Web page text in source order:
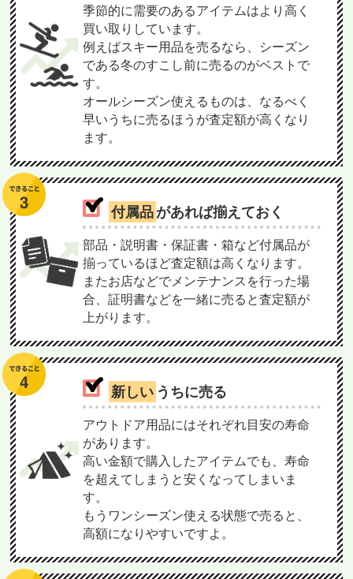
季節的に需要のあるアイテムはより高く
買い取りしています。
例えばスキー用品を売るなら、シーズン
である冬のすこし前に売るのがベストで
す。
オールシーズン使えるものは、なるべく
早いうちに売るほうが査定額が高くなり
ます。
付属品があれば揃えておく
部品・説明書・保証書・箱など付属品が
揃っているほど査定額は高くなります。
またお店などでメンテナンスを行った場
合、証明書などを一緒に売ると査定額が
上がります。
新しい うちに売る
アウトドア用品にはそれぞれ目安の寿命
があります。
高い金額で購入したアイテムでも、寿命
を超えてしまうと安くなってしまいま
す。
もうワンシーズン使える状態で売ると、
高額になりやすいですよ。